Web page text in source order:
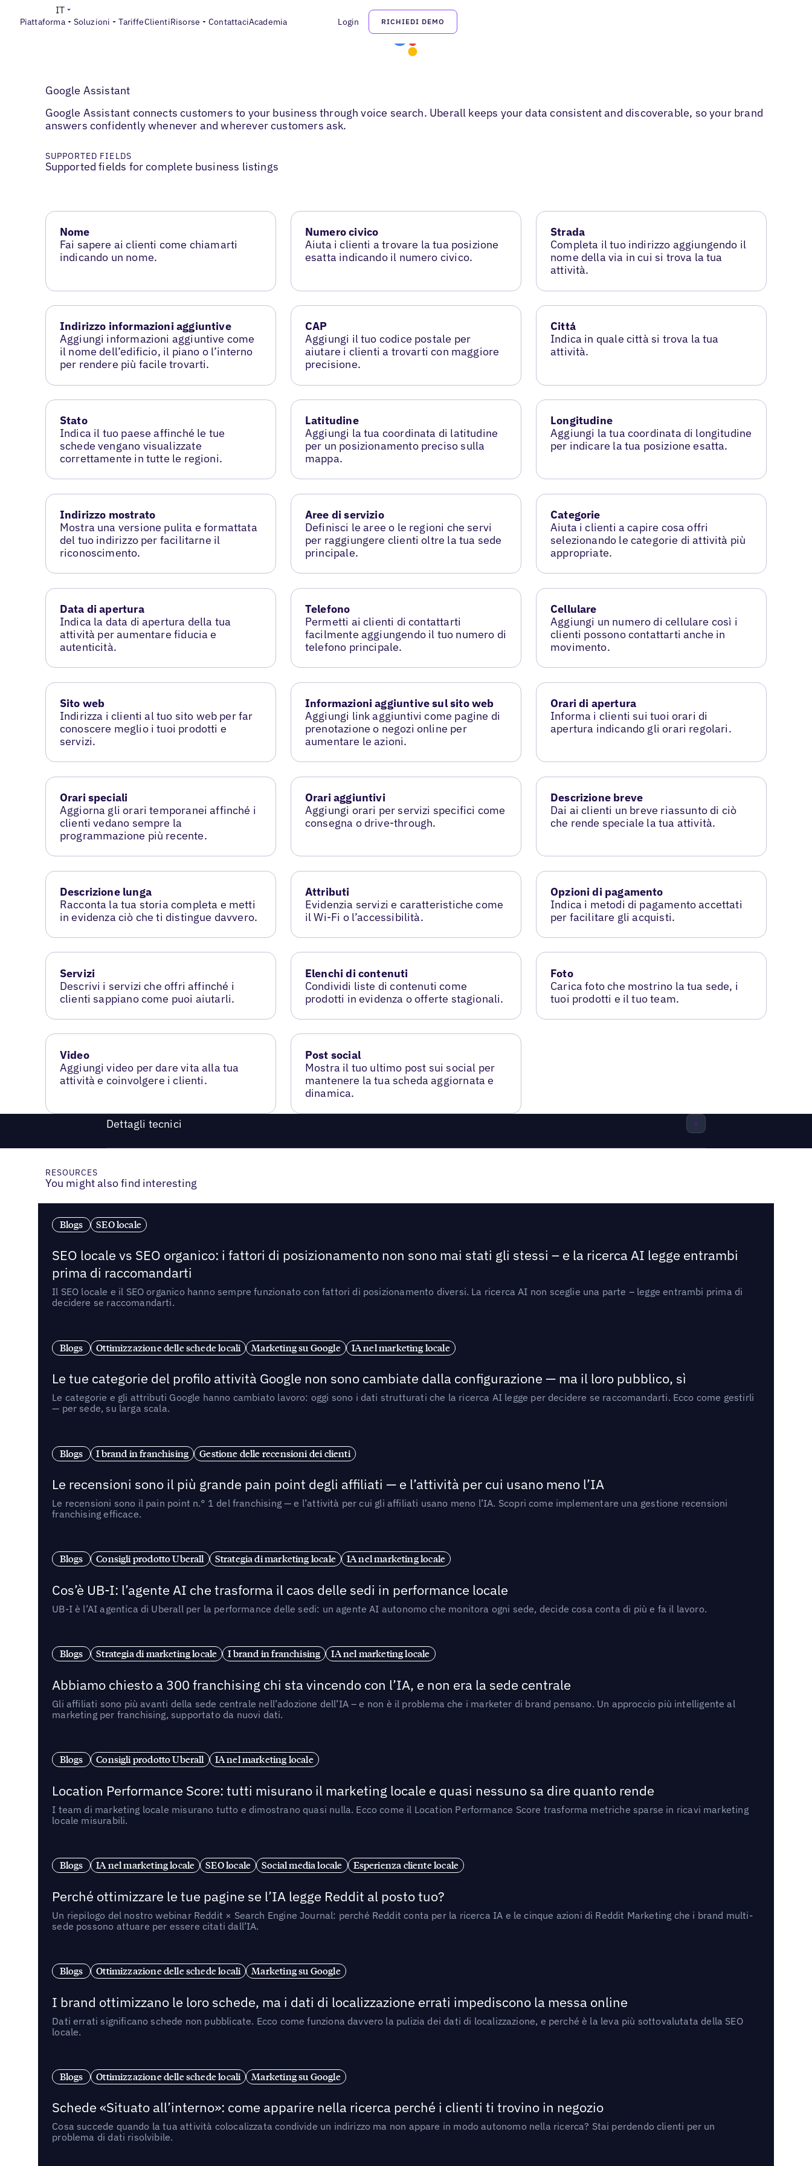
Piattaforma Soluzioni TariffeClientiRisorse ContattaciAcademia Login RICHIEDI DEMO
IT
Google Assistant
Google Assistant connects customers to your business through voice search. Uberall keeps your data consistent and discoverable, so your brand
answers confidently whenever and wherever customers ask.
SUPPORTED FIELDS
Supported fields for complete business listings
Nome
Fai sapere ai clienti come chiamarti
indicando un nome.
Numero civico
Aiuta i clienti a trovare la tua posizione
esatta indicando il numero civico.
Strada
Completa il tuo indirizzo aggiungendo il
nome della via in cui si trova la tua
attività.
Indirizzo informazioni aggiuntive
Aggiungi informazioni aggiuntive come
il nome dell’edificio, il piano o l’interno
per rendere più facile trovarti.
CAP
Aggiungi il tuo codice postale per
aiutare i clienti a trovarti con maggiore
precisione.
Cittá
Indica in quale città si trova la tua
attività.
Stato
Indica il tuo paese affinché le tue
schede vengano visualizzate
correttamente in tutte le regioni.
Latitudine
Aggiungi la tua coordinata di latitudine
per un posizionamento preciso sulla
mappa.
Longitudine
Aggiungi la tua coordinata di longitudine
per indicare la tua posizione esatta.
Indirizzo mostrato
Mostra una versione pulita e formattata
del tuo indirizzo per facilitarne il
riconoscimento.
Aree di servizio
Definisci le aree o le regioni che servi
per raggiungere clienti oltre la tua sede
principale.
Categorie
Aiuta i clienti a capire cosa offri
selezionando le categorie di attività più
appropriate.
Data di apertura
Indica la data di apertura della tua
attività per aumentare fiducia e
autenticità.
Telefono
Permetti ai clienti di contattarti
facilmente aggiungendo il tuo numero di
telefono principale.
Cellulare
Aggiungi un numero di cellulare così i
clienti possono contattarti anche in
movimento.
Sito web
Indirizza i clienti al tuo sito web per far
conoscere meglio i tuoi prodotti e
servizi.
Informazioni aggiuntive sul sito web
Aggiungi link aggiuntivi come pagine di
prenotazione o negozi online per
aumentare le azioni.
Orari di apertura
Informa i clienti sui tuoi orari di
apertura indicando gli orari regolari.
Orari speciali
Aggiorna gli orari temporanei affinché i
clienti vedano sempre la
programmazione più recente.
Orari aggiuntivi
Aggiungi orari per servizi specifici come
consegna o drive-through.
Descrizione breve
Dai ai clienti un breve riassunto di ciò
che rende speciale la tua attività.
Descrizione lunga
Racconta la tua storia completa e metti
in evidenza ciò che ti distingue davvero.
Attributi
Evidenzia servizi e caratteristiche come
il Wi-Fi o l’accessibilità.
Opzioni di pagamento
Indica i metodi di pagamento accettati
per facilitare gli acquisti.
Servizi
Descrivi i servizi che offri affinché i
clienti sappiano come puoi aiutarli.
Elenchi di contenuti
Condividi liste di contenuti come
prodotti in evidenza o offerte stagionali.
Foto
Carica foto che mostrino la tua sede, i
tuoi prodotti e il tuo team.
Video
Aggiungi video per dare vita alla tua
attività e coinvolgere i clienti.
Post social
Mostra il tuo ultimo post sui social per
mantenere la tua scheda aggiornata e
dinamica.
Dettagli tecnici
RESOURCES
You might also find interesting
Blogs SEO locale
SEO locale vs SEO organico: i fattori di posizionamento non sono mai stati gli stessi – e la ricerca AI legge entrambi
prima di raccomandarti
Il SEO locale e il SEO organico hanno sempre funzionato con fattori di posizionamento diversi. La ricerca AI non sceglie una parte – legge entrambi prima di
decidere se raccomandarti.
Blogs Ottimizzazione delle schede locali Marketing su Google IA nel marketing locale
Le tue categorie del profilo attività Google non sono cambiate dalla configurazione — ma il loro pubblico, sì
Le categorie e gli attributi Google hanno cambiato lavoro: oggi sono i dati strutturati che la ricerca AI legge per decidere se raccomandarti. Ecco come gestirli
— per sede, su larga scala.
Blogs I brand in franchising Gestione delle recensioni dei clienti
Le recensioni sono il più grande pain point degli affiliati — e l’attività per cui usano meno l’IA
Le recensioni sono il pain point n.° 1 del franchising — e l’attività per cui gli affiliati usano meno l’IA. Scopri come implementare una gestione recensioni
franchising efficace.
Blogs Consigli prodotto Uberall Strategia di marketing locale IA nel marketing locale
Cos’è UB-I: l’agente AI che trasforma il caos delle sedi in performance locale
UB-I è l’AI agentica di Uberall per la performance delle sedi: un agente AI autonomo che monitora ogni sede, decide cosa conta di più e fa il lavoro.
Blogs Strategia di marketing locale I brand in franchising IA nel marketing locale
Abbiamo chiesto a 300 franchising chi sta vincendo con l’IA, e non era la sede centrale
Gli affiliati sono più avanti della sede centrale nell’adozione dell’IA – e non è il problema che i marketer di brand pensano. Un approccio più intelligente al
marketing per franchising, supportato da nuovi dati.
Blogs Consigli prodotto Uberall IA nel marketing locale
Location Performance Score: tutti misurano il marketing locale e quasi nessuno sa dire quanto rende
I team di marketing locale misurano tutto e dimostrano quasi nulla. Ecco come il Location Performance Score trasforma metriche sparse in ricavi marketing
locale misurabili.
Blogs IA nel marketing locale SEO locale Social media locale Esperienza cliente locale
Perché ottimizzare le tue pagine se l’IA legge Reddit al posto tuo?
Un riepilogo del nostro webinar Reddit × Search Engine Journal: perché Reddit conta per la ricerca IA e le cinque azioni di Reddit Marketing che i brand multi-
sede possono attuare per essere citati dall’IA.
Blogs Ottimizzazione delle schede locali Marketing su Google
I brand ottimizzano le loro schede, ma i dati di localizzazione errati impediscono la messa online
Dati errati significano schede non pubblicate. Ecco come funziona davvero la pulizia dei dati di localizzazione, e perché è la leva più sottovalutata della SEO
locale.
Blogs Ottimizzazione delle schede locali Marketing su Google
Schede «Situato all’interno»: come apparire nella ricerca perché i clienti ti trovino in negozio
Cosa succede quando la tua attività colocalizzata condivide un indirizzo ma non appare in modo autonomo nella ricerca? Stai perdendo clienti per un
problema di dati risolvibile.